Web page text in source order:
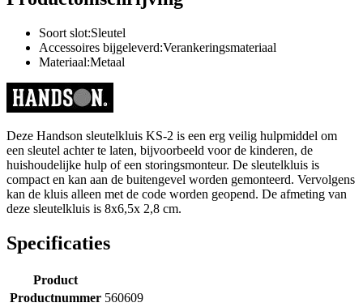
Soort slot:Sleutel
Accessoires bijgeleverd:Verankeringsmateriaal
Materiaal:Metaal
Deze Handson sleutelkluis KS-2 is een erg veilig hulpmiddel om
een sleutel achter te laten, bijvoorbeeld voor de kinderen, de
huishoudelijke hulp of een storingsmonteur. De sleutelkluis is
compact en kan aan de buitengevel worden gemonteerd. Vervolgens
kan de kluis alleen met de code worden geopend. De afmeting van
deze sleutelkluis is 8x6,5x 2,8 cm.
Specificaties
Product
Productnummer 560609